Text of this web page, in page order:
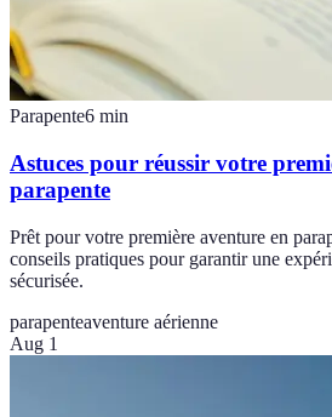
Parapente6 min
Astuces pour réussir votre
parapente
Prêt pour votre première aventure en
conseils pratiques pour garantir une
sécurisée.
parapenteaventure aérienne
Aug 1